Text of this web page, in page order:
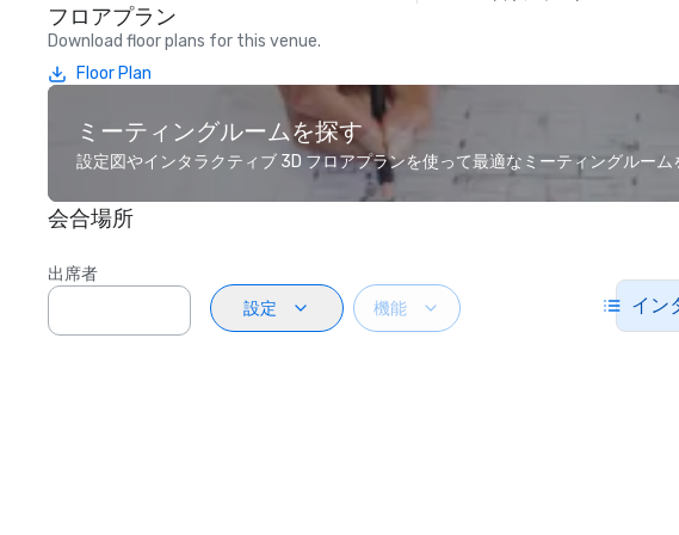
フロアプラン
Download floor plans for this venue.
Floor Plan
ミーティングルームを探す
設定図やインタラクティブ 3D フロアプランを使って最適なミーティングルー
会合場所
出席者
設定
機能 イン